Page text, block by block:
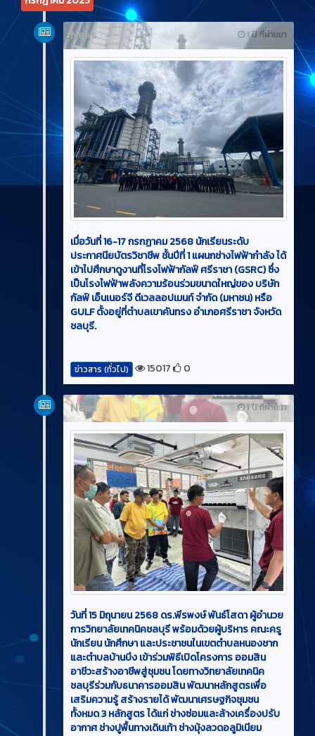
1 ปี ที่ผ่านมา
News
เมื่อวันที่ 16-17 กรกฏาคม 2568 นักเรียนระดับ
ประกาศนียบัตรวิชาชีพ ชั้นปีที่ 1 แผนกช่างไฟฟ้ากำลัง ได้
เข้าไปศึกษาดูงานที่โรงไฟฟ้ากัลฟ์ ศรีราชา (GSRC) ซึ่ง
เป็นโรงไฟฟ้าพลังความร้อนร่วมขนาดใหญ่ของ บริษัท
กัลฟ์ เอ็นเนอร์จี ดีเวลลอปเมนท์ จำกัด (มหาชน) หรือ
GULF ตั้งอยู่ที่ตำบลเขาคันทรง อำเภอศรีราชา จังหวัด
ชลบุรี.
ข่าวสาร (ทั่วไป) 15017 0
1 ปี ที่ผ่านมา
News
วันที่ 15 มิถุนายน 2568 ดร.พีรพงษ์ พันธ์โสดา ผู้อำนวย
การวิทยาลัยเทคนิคชลบุรี พร้อมด้วยผู้บริหาร คณะครู
นักเรียน นักศึกษา และประชาชนในเขตตำบลหนองชาก
และตำบลบ้านบึง เข้าร่วมพิธีเปิดโครงการ ออมสิน
อาชีวะสร้างอาชีพสู่ชุมชน โดยทางวิทยาลัยเทคนิค
ชลบุรีร่วมกับธนาคารออมสิน พัฒนาหลักสูตรเพื่อ
เสริมความรู้ สร้างรายได้ พัฒนาเศรษฐกิจชุมชน
ทั้งหมด 3 หลักสูตร ได้แก่ ช่างซ่อมและล้างเครื่องปรับ
อากาศ ช่างปูพื้นทางเดินเท้า ช่างมุ้งลวดอลูมิเนียม